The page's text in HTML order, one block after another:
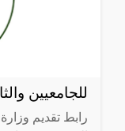
للجامعيين